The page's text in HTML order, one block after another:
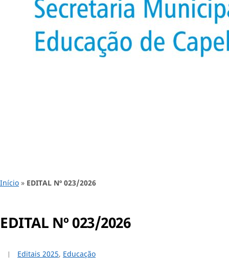
Início » EDITAL Nº 023/2026
EDITAL Nº 023/2026
Editais 2025, Educação